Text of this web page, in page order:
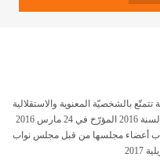
بالشخصيّة المعنوية والاستقلالية
المالية أحدثت بموجب القانون الأساسي عدد22 لسنة 2016 المؤرّخ في 24 مارس 2016
أعضاء مجلسها من قبل مجلس نواب